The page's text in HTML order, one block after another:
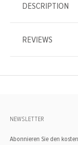
DESCRIPTION
REVIEWS
NEWSLETTER
Abonnieren Sie den